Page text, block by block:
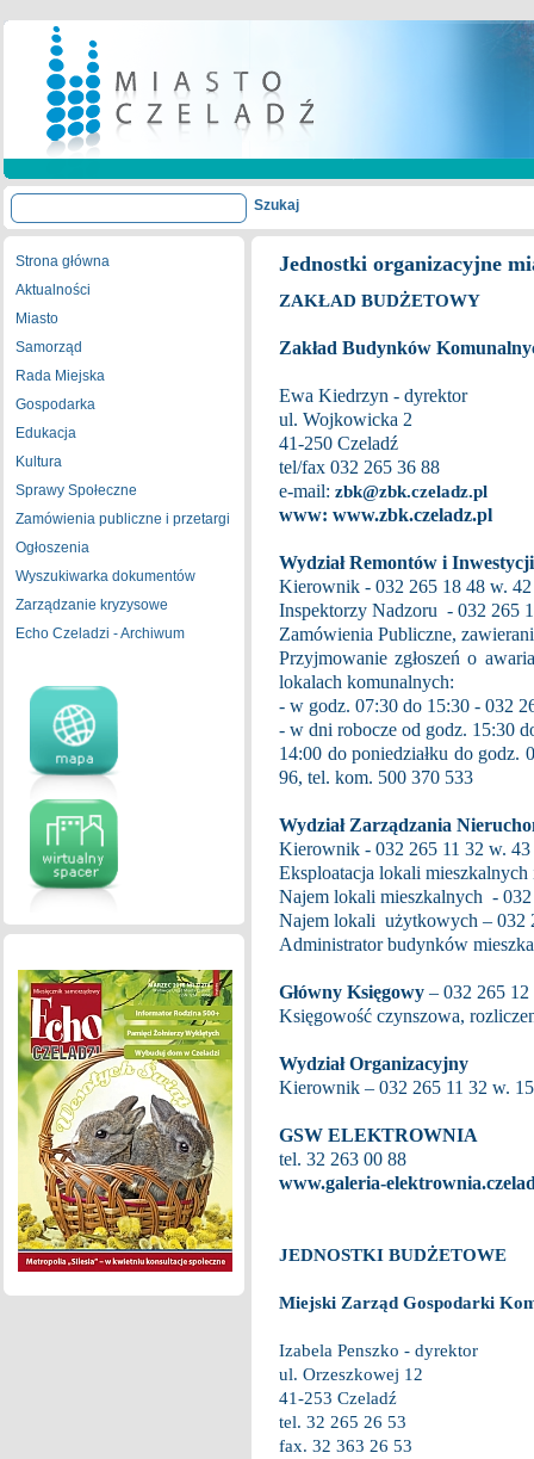
Strona główna
Aktualności
Miasto
Samorząd
Rada Miejska
Gospodarka
Edukacja
Kultura
Sprawy Społeczne
Zamówienia publiczne i przetargi
Ogłoszenia
Wyszukiwarka dokumentów
Zarządzanie kryzysowe
Echo Czeladzi - Archiwum
Jednostki organizacyjne
ZAKŁAD BUDŻETOWY
Zakład Budynków
Ewa Kiedrzyn - dyrektor
ul. Wojkowicka 2
41-250 Czeladź
tel/fax 032 265 36 88
e-mail: zbk@zbk.czeladz.pl
www: www.zbk.czeladz.pl
Wydział Remontów i Inwestycji
Kierownik - 032 265 18 48 w. 42
Inspektorzy Nadzoru - 032 265
Zamówienia Publiczne,
Przyjmowanie zgłoszeń o
lokalach komunalnych:
- w godz. 07:30 do 15:30 - 032
- w dni robocze od godz. 15:30
14:00 do poniedziałku do
96, tel. kom. 500 370 533
Wydział Zarządzania
Kierownik - 032 265 11 32 w. 43
Eksploatacja lokali
Najem lokali mieszkalnych -
Najem lokali użytkowych – 032
Administrator budynków
Główny Księgowy – 032 265
Księgowość czynszowa,
Wydział Organizacyjny
Kierownik – 032 265 11 32 w. 15
GSW ELEKTROWNIA
tel. 32 263 00 88
www.galeria-
JEDNOSTKI BUDŻETOWE
Miejski Zarząd Gospodarki
Izabela Penszko - dyrektor
ul. Orzeszkowej 12
41-253 Czeladź
tel. 32 265 26 53
fax. 32 363 26 53